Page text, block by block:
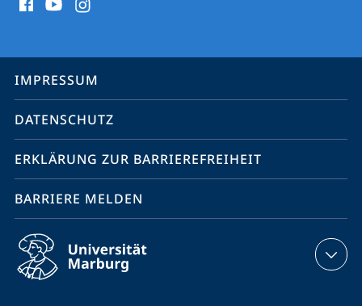
Media
Service-
Navigation
IMPRESSUM
DATENSCHUTZ
ERKLÄRUNG ZUR BARRIEREFREIHEIT
BARRIERE MELDEN